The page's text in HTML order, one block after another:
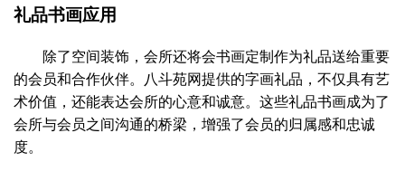
礼品书画应用
除了空间装饰，会所还将会书画定制作为礼品送给重要
的会员和合作伙伴。八斗苑网提供的字画礼品，不仅具有艺
术价值，还能表达会所的心意和诚意。这些礼品书画成为了
会所与会员之间沟通的桥梁，增强了会员的归属感和忠诚
度。